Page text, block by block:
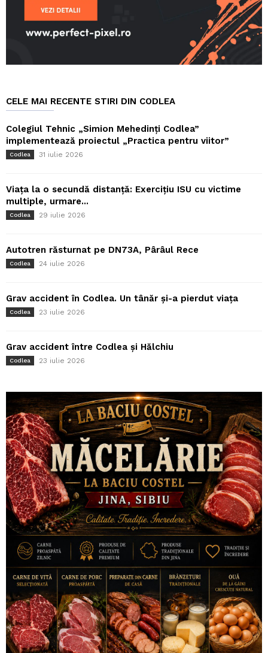
CELE MAI RECENTE STIRI DIN CODLEA
Colegiul Tehnic „Simion Mehedinți Codlea”
implementează proiectul „Practica pentru viitor”
Codlea 31 iulie 2026
Viața la o secundă distanță: Exercițiu ISU cu victime
multiple, urmare...
Codlea 29 iulie 2026
Autotren răsturnat pe DN73A, Pârâul Rece
Codlea 24 iulie 2026
Grav accident în Codlea. Un tânăr și-a pierdut viața
Codlea 23 iulie 2026
Grav accident între Codlea și Hălchiu
Codlea 23 iulie 2026